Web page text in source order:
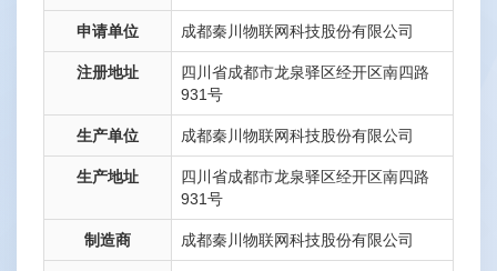
申请单位 成都秦川物联网科技股份有限公司
注册地址
四川省成都市龙泉驿区经开区南四路
931号
生产单位 成都秦川物联网科技股份有限公司
生产地址
四川省成都市龙泉驿区经开区南四路
931号
制造商 成都秦川物联网科技股份有限公司